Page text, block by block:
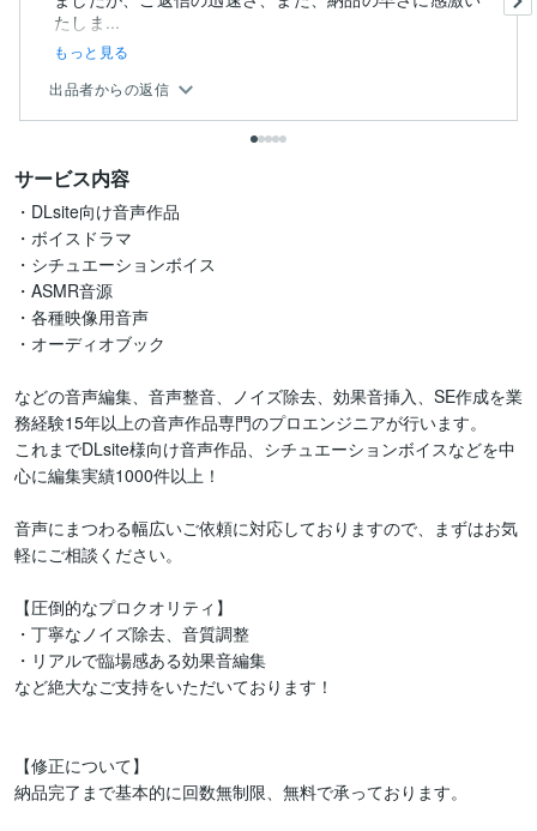
たしま...
もっと見る
出品者からの返信
サービス内容
・DLsite向け音声作品
・ボイスドラマ
・シチュエーションボイス
・ASMR音源
・各種映像用音声
・オーディオブック
などの音声編集、音声整音、ノイズ除去、効果音挿入、SE作成を業
務経験15年以上の音声作品専門のプロエンジニアが行います。
これまでDLsite様向け音声作品、シチュエーションボイスなどを中
心に編集実績1000件以上！
音声にまつわる幅広いご依頼に対応しておりますので、まずはお気
軽にご相談ください。
【圧倒的なプロクオリティ】
・丁寧なノイズ除去、音質調整
・リアルで臨場感ある効果音編集
など絶大なご支持をいただいております！
【修正について】
納品完了まで基本的に回数無制限、無料で承っております。